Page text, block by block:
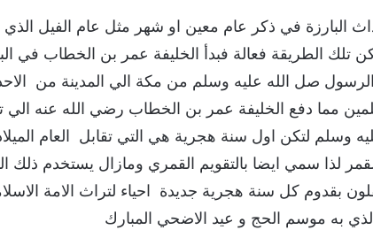
البارزة في ذكر عام معين او شهر مثل عام الفيل
تلك الطريقة فعالة فبدأ الخليفة عمر بن الخطاب في
الرسول صل الله عليه وسلم من مكة الي المدينة من
مما دفع الخليفة عمر بن الخطاب رضي الله عنه الي
لذا سمي ايضا بالتقويم القمري ومازال يستخدم ذلك
بقدوم كل سنة هجرية جديدة احياء لتراث الامة